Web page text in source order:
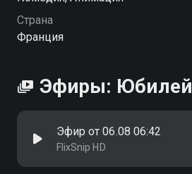
Страна
Франция
Эфиры: Юбилей
Эфир от 06.08 06:42
FlixSnip HD